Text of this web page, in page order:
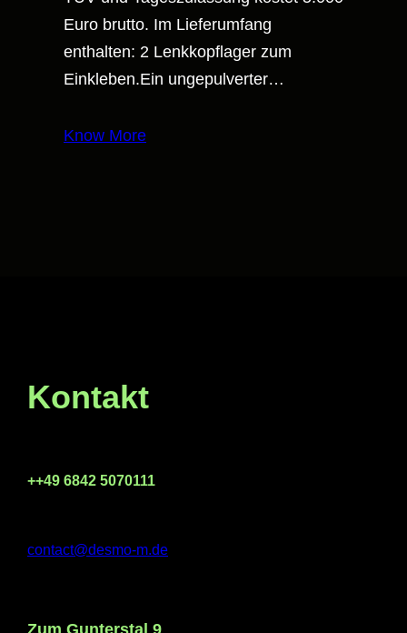
Euro brutto. Im Lieferumfang
enthalten: 2 Lenkkopflager zum
Einkleben.Ein ungepulverter…
Know More
Kontakt
++49 6842 5070111
contact@desmo-m.de